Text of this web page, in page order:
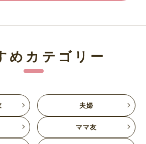
めカテゴリー
夫婦
ママ友